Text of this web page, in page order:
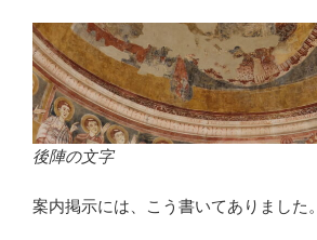
後陣の文字
案内掲示には、こう書いてありました。